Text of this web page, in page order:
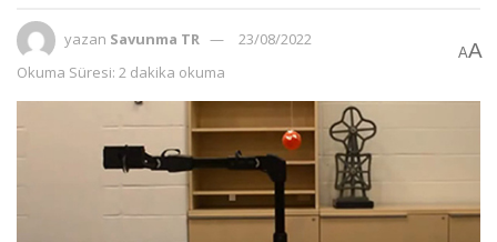
yazan Savunma TR
23/08/2022
Okuma Süresi: 2 dakika okuma
AA